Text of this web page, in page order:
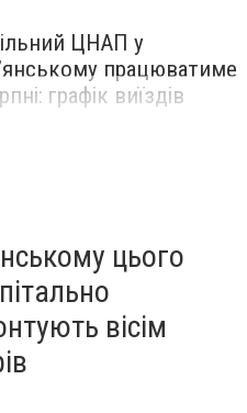
ЦНАП у
працюватиме
графік виїздів
цього
вісім